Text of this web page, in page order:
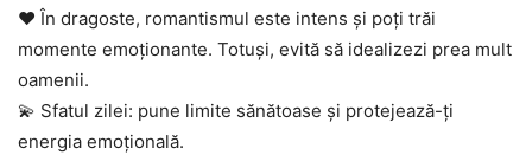
❤️ În dragoste, romantismul este intens și poți trăi
momente emoționante. Totuși, evită să idealizezi prea mult
oamenii.
💫 Sfatul zilei: pune limite sănătoase și protejează-ți
energia emoțională.